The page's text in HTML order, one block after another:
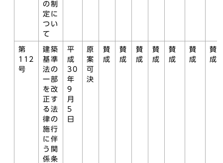
の制
定に
つい
て
第
112
号
建築
基準
法の
一部
を改
正す
る法
律の
施行
に伴
う関
係条
平
成
30
年
9
月
5
日
原
案
可
決
賛
成
賛
成
賛
成
賛
成
賛
成
賛
成
賛
成